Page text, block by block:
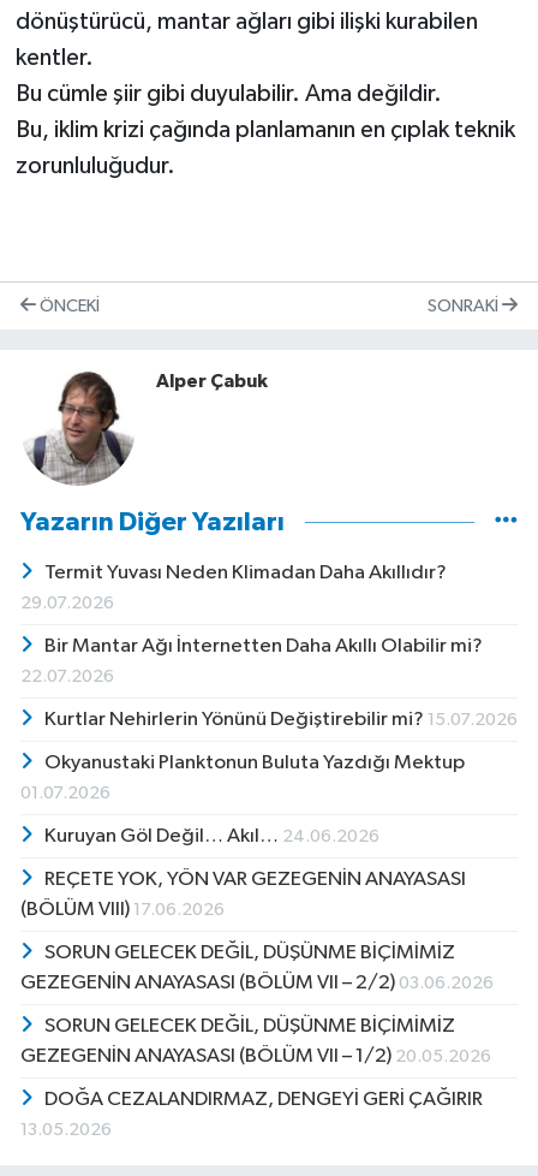
dönüştürücü, mantar ağları gibi ilişki kurabilen
kentler.
Bu cümle şiir gibi duyulabilir. Ama değildir.
Bu, iklim krizi çağında planlamanın en çıplak teknik
zorunluluğudur.
ÖNCEKI SONRAKI
Alper Çabuk
Yazarın Diğer Yazıları
Termit Yuvası Neden Klimadan Daha Akıllıdır?
29.07.2026
Bir Mantar Ağı İnternetten Daha Akıllı Olabilir mi?
22.07.2026
Kurtlar Nehirlerin Yönünü Değiştirebilir mi? 15.07.2026
Okyanustaki Planktonun Buluta Yazdığı Mektup
01.07.2026
Kuruyan Göl Değil… Akıl… 24.06.2026
REÇETE YOK, YÖN VAR GEZEGENİN ANAYASASI
(BÖLÜM VIII) 17.06.2026
SORUN GELECEK DEĞİL, DÜŞÜNME BİÇİMİMİZ
GEZEGENİN ANAYASASI (BÖLÜM VII – 2/2) 03.06.2026
SORUN GELECEK DEĞİL, DÜŞÜNME BİÇİMİMİZ
GEZEGENİN ANAYASASI (BÖLÜM VII – 1/2) 20.05.2026
DOĞA CEZALANDIRMAZ, DENGEYİ GERİ ÇAĞIRIR
13.05.2026